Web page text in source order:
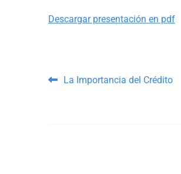
Descargar presentación en pdf
Post navigation
La Importancia del Crédito